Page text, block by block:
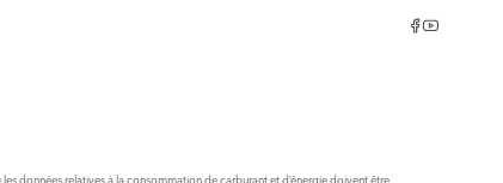
données relatives à la consommation de carburant et d’énergie doivent être